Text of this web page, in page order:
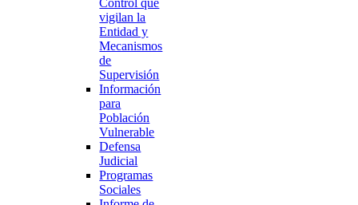
Control que
vigilan la
Entidad y
Mecanismos
de
Supervisión
Información
para
Población
Vulnerable
Defensa
Judicial
Programas
Sociales